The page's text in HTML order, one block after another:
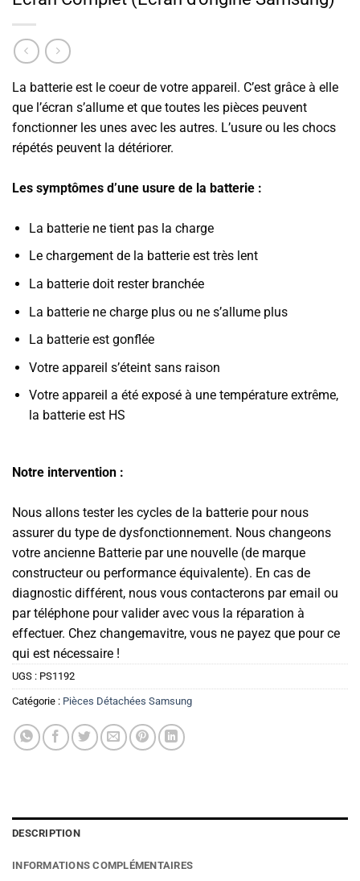
La batterie est le coeur de votre appareil. C’est grâce à elle
que l’écran s’allume et que toutes les pièces peuvent
fonctionner les unes avec les autres. L’usure ou les chocs
répétés peuvent la détériorer.
Les symptômes d’une usure de la batterie :
La batterie ne tient pas la charge
Le chargement de la batterie est très lent
La batterie doit rester branchée
La batterie ne charge plus ou ne s’allume plus
La batterie est gonflée
Votre appareil s’éteint sans raison
Votre appareil a été exposé à une température extrême,
la batterie est HS
Notre intervention :
Nous allons tester les cycles de la batterie pour nous
assurer du type de dysfonctionnement. Nous changeons
votre ancienne Batterie par une nouvelle (de marque
constructeur ou performance équivalente). En cas de
diagnostic différent, nous vous contacterons par email ou
par téléphone pour valider avec vous la réparation à
effectuer. Chez changemavitre, vous ne payez que pour ce
qui est nécessaire !
UGS : PS1192
Catégorie : Pièces Détachées Samsung
DESCRIPTION
INFORMATIONS COMPLÉMENTAIRES